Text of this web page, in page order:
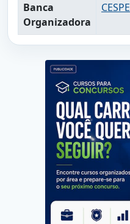
Banca
Organizadora
CESPE